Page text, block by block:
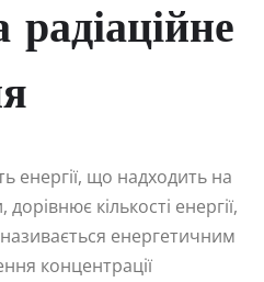
енергії, що надходить на
кількості енергії,
енергетичним
концентрації